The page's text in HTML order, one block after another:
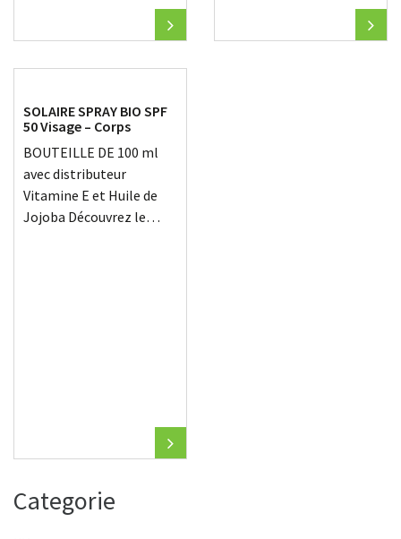
Categorie
SOLAIRE SPRAY BIO SPF
50 Visage – Corps
BOUTEILLE DE 100 ml
avec distributeur
Vitamine E et Huile de
Jojoba Découvrez le…